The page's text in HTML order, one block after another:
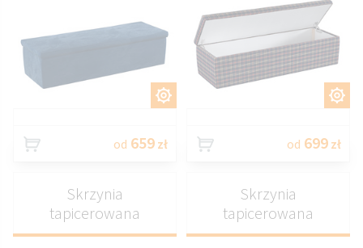
od 659 zł od 699 zł
Skrzynia
tapicerowana
Skrzynia
tapicerowana